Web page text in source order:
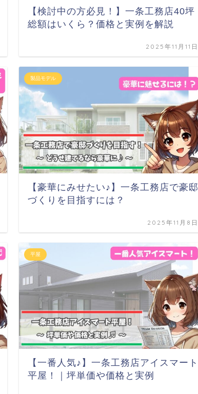
【検討中の方必見！】一条工務店40坪
総額はいくら？価格と実例を解説
2025年11月11日
製品モデル
【豪華にみせたい♪】一条工務店で豪邸
づくりを目指すには？
2025年11月8日
平屋
【一番人気♪】一条工務店アイスマート
平屋！｜坪単価や価格と実例